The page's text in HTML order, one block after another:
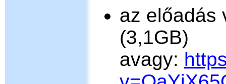
az
(3,1GB)
avagy: